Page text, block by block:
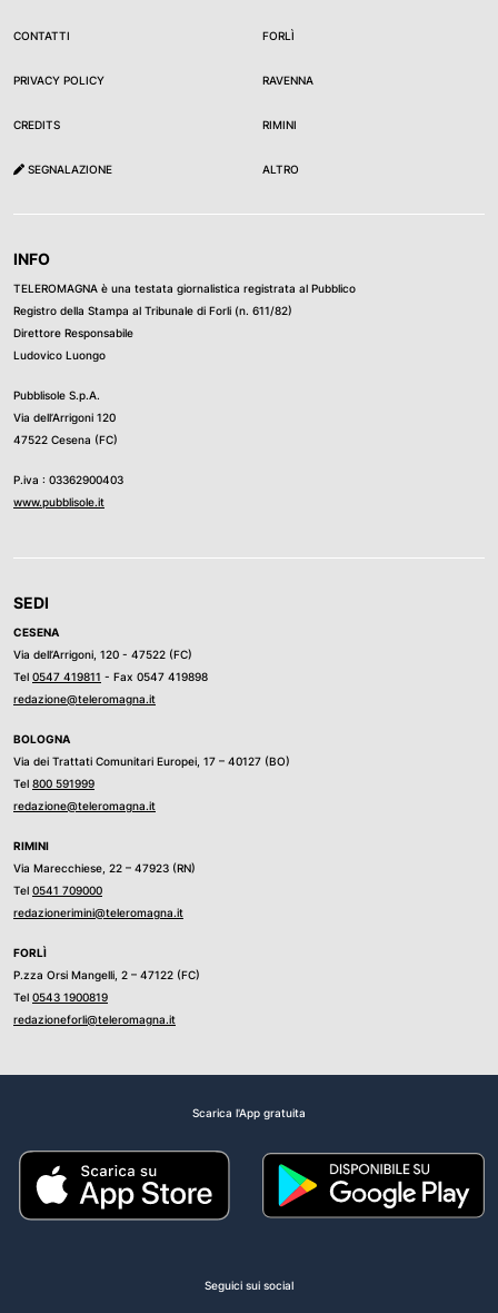
CONTATTI
PRIVACY POLICY
CREDITS
SEGNALAZIONE
FORLÌ
RAVENNA
RIMINI
ALTRO
INFO
TELEROMAGNA è una testata giornalistica registrata al Pubblico
Registro della Stampa al Tribunale di Forli (n. 611/82)
Direttore Responsabile
Ludovico Luongo
Pubblisole S.p.A.
Via dell’Arrigoni 120
47522 Cesena (FC)
P.iva : 03362900403
www.pubblisole.it
SEDI
CESENA
Via dell’Arrigoni, 120 - 47522 (FC)
Tel 0547 419811 - Fax 0547 419898
redazione@teleromagna.it
BOLOGNA
Via dei Trattati Comunitari Europei, 17 – 40127 (BO)
Tel 800 591999
redazione@teleromagna.it
RIMINI
Via Marecchiese, 22 – 47923 (RN)
Tel 0541 709000
redazionerimini@teleromagna.it
FORLÌ
P.zza Orsi Mangelli, 2 – 47122 (FC)
Tel 0543 1900819
redazioneforli@teleromagna.it
Scarica l'App gratuita
Seguici sui social